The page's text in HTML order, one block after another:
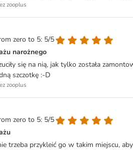
zooplus
zero to 5: 5/5
narożnego
się na nią, jak tylko została
szczotkę :-D
zooplus
zero to 5: 5/5
trzeba przykleić go w takim miejscu,